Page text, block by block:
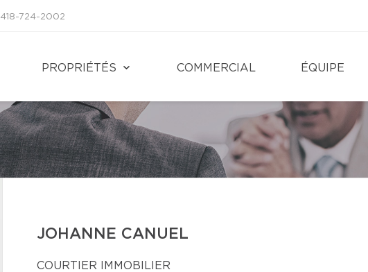
418-724-2002
PROPRIÉTÉS COMMERCIAL ÉQUIPE
JOHANNE CANUEL
COURTIER IMMOBILIER